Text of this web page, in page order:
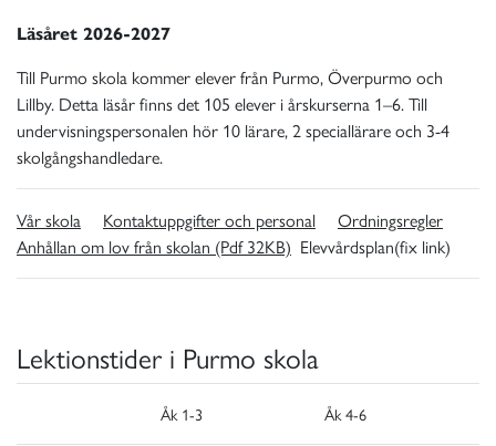
Läsåret 2026-2027
Till Purmo skola kommer elever från Purmo, Överpurmo och
Lillby. Detta läsår finns det 105 elever i årskurserna 1–6. Till
undervisningspersonalen hör 10 lärare, 2 speciallärare och 3-4
skolgångshandledare.
Vår skola Kontaktuppgifter och personal
Ordningsregler
Anhållan om lov från skolan (Pdf 32KB) Elevvårdsplan(fix link)
Lektionstider i Purmo skola
Åk 1-3 Åk 4-6